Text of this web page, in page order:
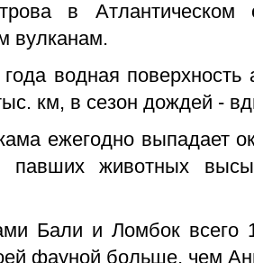
в Атлантическом
вулканам.
водная поверхность
км, в сезон дождей -
ежегодно выпадает
павших животных
Бали и Ломбок всего
фауной больше, чем